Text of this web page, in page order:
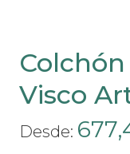
producto
Colchón
Visco
Desde: